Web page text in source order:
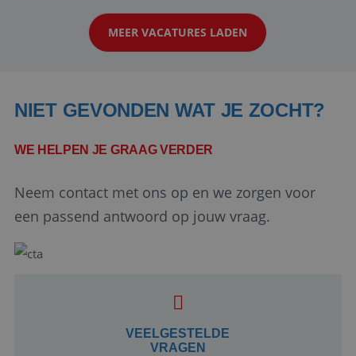
klanten te overtuigen om die droomreis te
boeken! ...
MEER VACATURES LADEN
NIET GEVONDEN WAT JE ZOCHT?
WE HELPEN JE GRAAG VERDER
Neem contact met ons op en we zorgen voor
een passend antwoord op jouw vraag.
VEELGESTELDE
VRAGEN
Google Privacy Policy